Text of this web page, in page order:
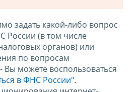
задать какой-либо вопрос
России (в том числе
органов) или
по вопросам
Вы можете воспользоваться
в ФНС России".